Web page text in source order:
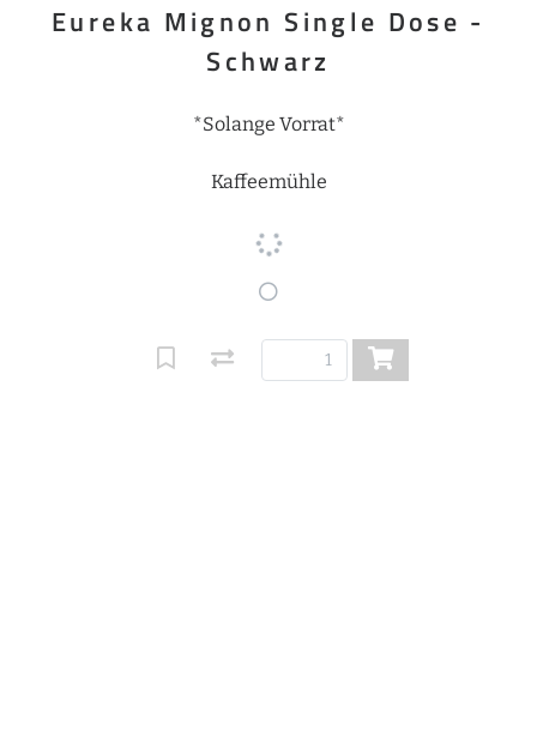
Eureka Mignon Single Dose -
Schwarz
*Solange Vorrat*
Kaffeemühle